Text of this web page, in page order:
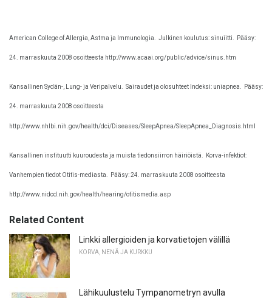
American College of Allergia, Astma ja Immunologia. Julkinen koulutus: sinuiitti. Pääsy:
24. marraskuuta 2008 osoitteesta http://www.acaai.org/public/advice/sinus.htm
Kansallinen Sydän-, Lung- ja Veripalvelu. Sairaudet ja olosuhteet Indeksi: uniapnea. Pääsy:
24. marraskuuta 2008 osoitteesta
http://www.nhlbi.nih.gov/health/dci/Diseases/SleepApnea/SleepApnea_Diagnosis.html
Kansallinen instituutti kuuroudesta ja muista tiedonsiirron häiriöistä. Korva-infektiot:
Vanhempien tiedot Otitis-mediasta. Pääsy: 24. marraskuuta 2008 osoitteesta
http://www.nidcd.nih.gov/health/hearing/otitismedia.asp
Related Content
Linkki allergioiden ja korvatietojen välillä
KORVA, NENÄ JA KURKKU
Lähikuulustelu Tympanometryn avulla